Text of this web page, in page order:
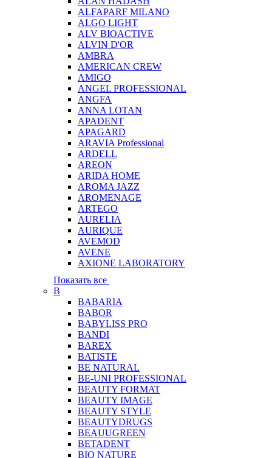
ALFAPARF MILANO
ALGO LIGHT
ALV BIOACTIVE
ALVIN D'OR
AMBRA
AMERICAN CREW
AMIGO
ANGEL PROFESSIONAL
ANGFA
ANNA LOTAN
APADENT
APAGARD
ARAVIA Professional
ARDELL
AREON
ARIDA HOME
AROMA JAZZ
AROMENAGE
ARTEGO
AURELIA
AURIQUE
AVEMOD
AVENE
AXIONE LABORATORY
Показать все
B
BABARIA
BABOR
BABYLISS PRO
BANDI
BAREX
BATISTE
BE NATURAL
BE-UNI PROFESSIONAL
BEAUTY FORMAT
BEAUTY IMAGE
BEAUTY STYLE
BEAUTYDRUGS
BEAUUGREEN
BETADENT
BIO NATURE